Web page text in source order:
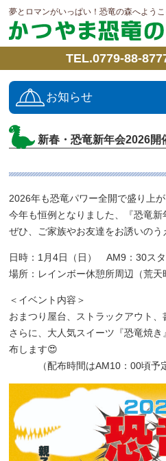
夢とロマンがいっぱい！恐竜の森へようこ
TEL.0779-88-
お知らせ
新春・恐竜新年会2026開
2026年も恐竜パワー全開で盛り上
今年も恒例となりました、『恐竜新
ぜひ、ご家族やお友達をお誘いの
日時：1月4日（日） AM9：30スタ
場所：レインボー休憩所周辺（荒天
＜イベント内容＞
おまつり屋台、ストラックアウト、
さらに、大人気スイーツ『恐竜焼
布します😍
（配布時間はAM10：00頃予定